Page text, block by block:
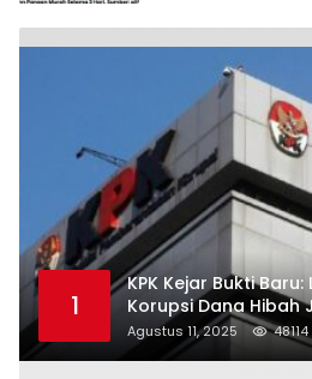
1
KPK Kejar Bukti
Korupsi Dana Hibah
Trenggalek
Agustus 11, 2025 48114